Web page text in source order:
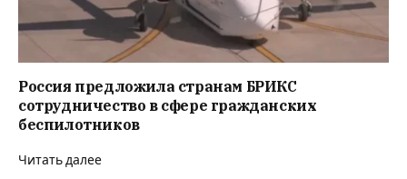
Россия предложила странам БРИКС
сотрудничество в сфере гражданских
беспилотников
Читать далее